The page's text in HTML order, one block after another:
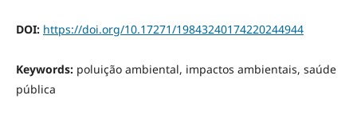
DOI: https://doi.org/10.17271/19843240174220244944
Keywords: poluição ambiental, impactos ambientais, saúde
pública